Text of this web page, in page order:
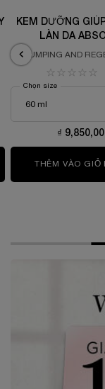
BÁN SỚM) SERUM
KEM DƯỠNG
LÀN DA
PLUMPING AND
Chọn size
₫
THÊM VÀO GIỎ